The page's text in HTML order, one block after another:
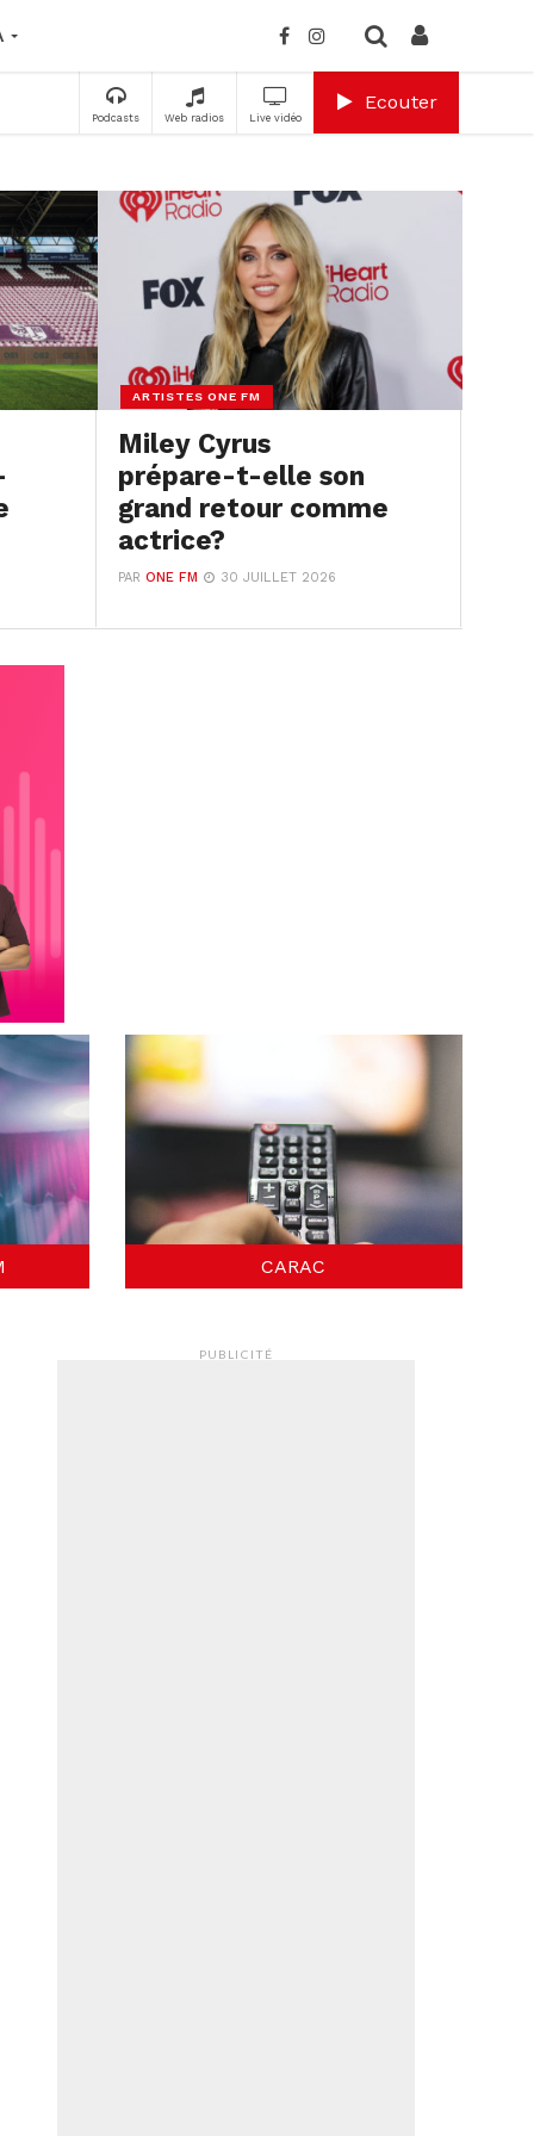
Podcasts Web radios Live vidéo
Ecouter
ARTISTES ONE FM
Miley Cyrus
prépare-t-elle son
grand retour comme
actrice?
PARONE FM 30 JUILLET 2026
CARAC
PUBLICITÉ